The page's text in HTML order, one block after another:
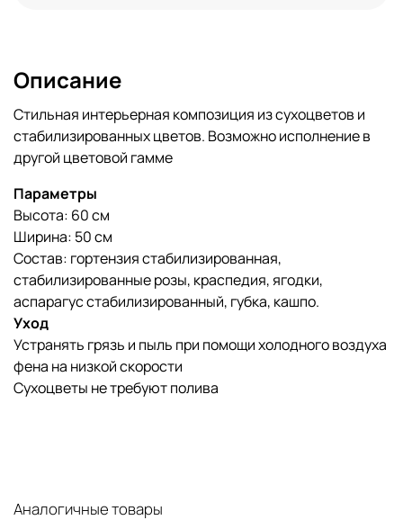
Описание
Стильная интерьерная композиция из сухоцветов и
стабилизированных цветов. Возможно исполнение в
другой цветовой гамме
Параметры
Высота: 60 см
Ширина: 50 см
Состав: гортензия стабилизированная,
стабилизированные розы, краспедия, ягодки,
аспарагус стабилизированный, губка, кашпо.
Уход
Устранять грязь и пыль при помощи холодного воздуха
фена на низкой скорости
Сухоцветы не требуют полива
Аналогичные товары